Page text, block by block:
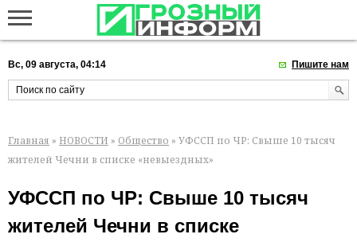
Вс, 09 августа, 04:14 Пишите нам
Главная » НОВОСТИ » Общество » УФССП по ЧР: Свыше 10 тысяч
жителей Чечни в списке «невыездных»
УФССП по ЧР: Свыше 10 тысяч
жителей Чечни в списке